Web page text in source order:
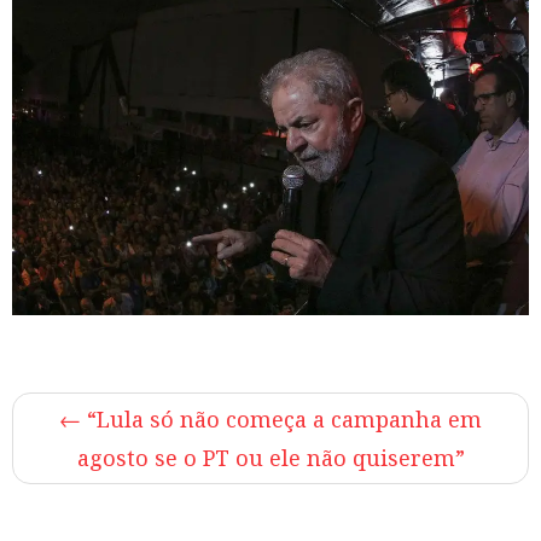
← “Lula só não começa a campanha em
agosto se o PT ou ele não quiserem”